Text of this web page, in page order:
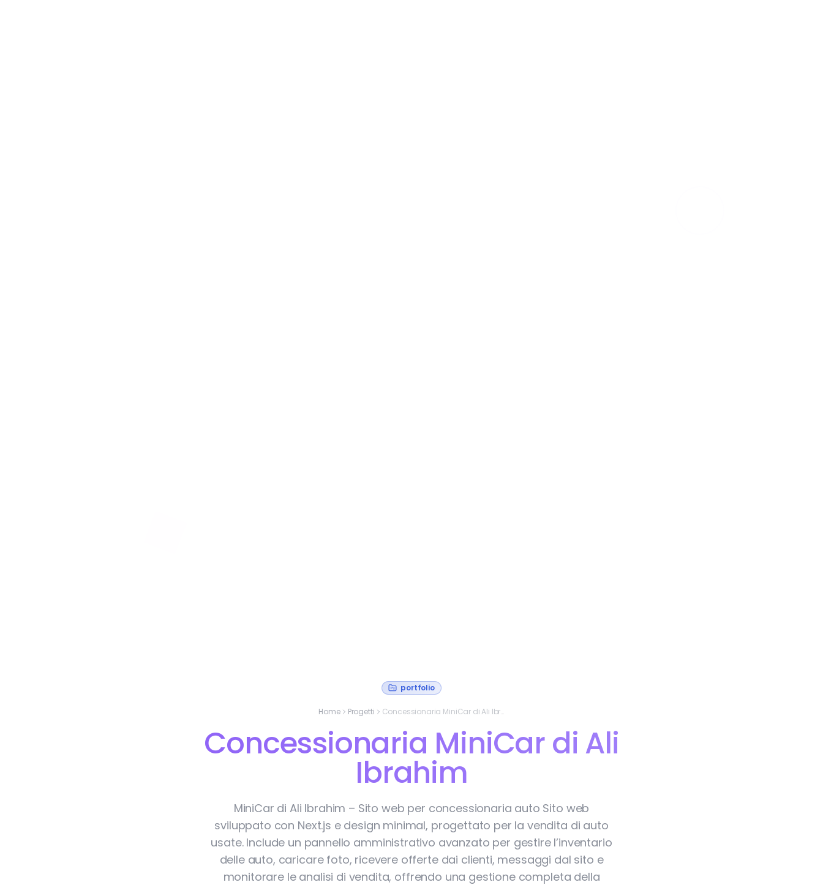
portfolio
Home Progetti Concessionaria MiniCar di Ali Ibrahim
Concessionaria MiniCar di Ali
Ibrahim
MiniCar di Ali Ibrahim – Sito web per concessionaria auto Sito web
sviluppato con Next.js e design minimal, progettato per la vendita di auto
usate. Include un pannello amministrativo avanzato per gestire l’inventario
delle auto, caricare foto, ricevere offerte dai clienti, messaggi dal sito e
monitorare le analisi di vendita, offrendo una gestione completa della